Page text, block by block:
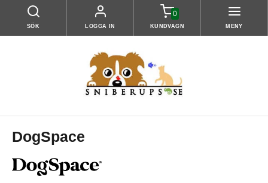
SÖK LOGGA IN
0
KUNDVAGN MENY
DogSpace